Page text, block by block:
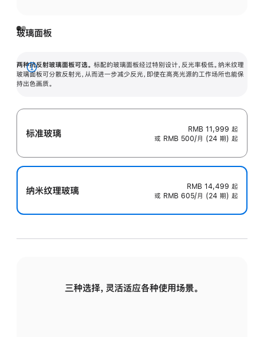
玻璃面板
两种抗反射玻璃面板可选。 标配的玻璃面板经过特别设计，反光率极低。纳米纹理
玻璃面板可分散反射光，从而进一步减少反光，即使在高亮光源的工作场所也能保
持出色画质。
展
开
标准玻璃 RMB 11,999 起
或 RMB 500/月 (24 期) 起
纳米纹理玻璃 RMB 14,499 起
或 RMB 605/月 (24 期) 起
三种选择，灵活适应各种使用场景。